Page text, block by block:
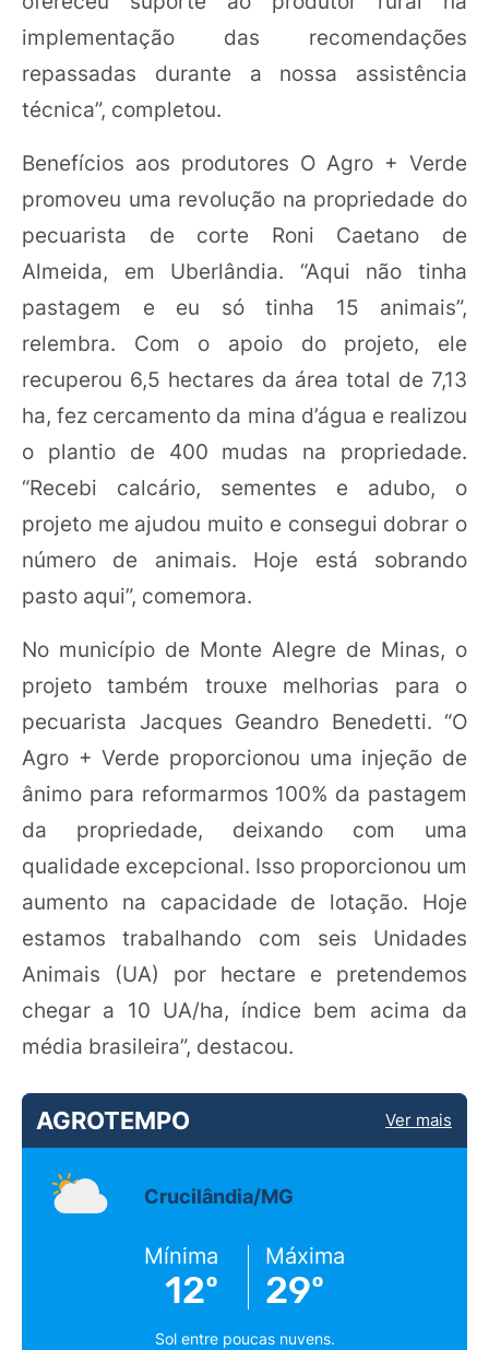
implementação das recomendações
repassadas durante a nossa assistência
técnica”, completou.
Benefícios aos produtores O Agro + Verde
promoveu uma revolução na propriedade do
pecuarista de corte Roni Caetano de
Almeida, em Uberlândia. “Aqui não tinha
pastagem e eu só tinha 15 animais”,
relembra. Com o apoio do projeto, ele
recuperou 6,5 hectares da área total de 7,13
ha, fez cercamento da mina d’água e realizou
o plantio de 400 mudas na propriedade.
“Recebi calcário, sementes e adubo, o
projeto me ajudou muito e consegui dobrar o
número de animais. Hoje está sobrando
pasto aqui”, comemora.
No município de Monte Alegre de Minas, o
projeto também trouxe melhorias para o
pecuarista Jacques Geandro Benedetti. “O
Agro + Verde proporcionou uma injeção de
ânimo para reformarmos 100% da pastagem
da propriedade, deixando com uma
qualidade excepcional. Isso proporcionou um
aumento na capacidade de lotação. Hoje
estamos trabalhando com seis Unidades
Animais (UA) por hectare e pretendemos
chegar a 10 UA/ha, índice bem acima da
média brasileira”, destacou.
AGROTEMPO Ver mais
Crucilândia/MG
Mínima
12º
Máxima
29º
Sol entre poucas nuvens.